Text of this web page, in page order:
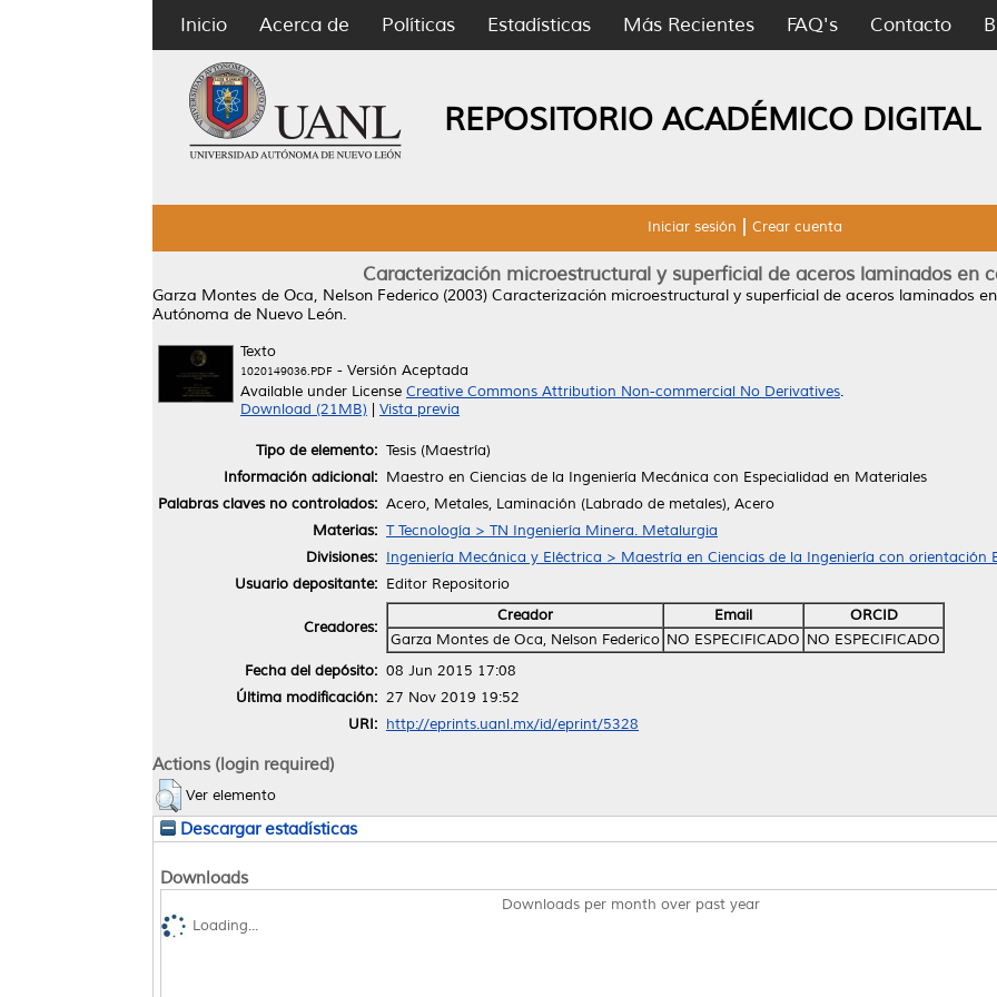
Inicio Acerca de Políticas Estadísticas Más Recientes FAQ's Contacto
REPOSITORIO ACADÉMICO DIGITAL
Iniciar sesión Crear cuenta
Caracterización microestructural y superficial de aceros laminados en
Garza Montes de Oca, Nelson Federico (2003) Caracterización microestructural y superficial de aceros laminados
Autónoma de Nuevo León.
Texto
1020149036.PDF - Versión Aceptada
Available under License Creative Commons Attribution Non-commercial No Derivatives.
Download (21MB)
Vista previa
Tipo de elemento: Tesis (Maestría)
Información adicional: Maestro en Ciencias de la Ingeniería Mecánica con Especialidad en Materiales
Palabras claves no controlados: Acero, Metales, Laminación (Labrado de metales), Acero
Materias: T Tecnología > TN Ingeniería Minera. Metalurgia
Divisiones: Ingeniería Mecánica y Eléctrica > Maestría en Ciencias de la Ingeniería con orientación
Usuario depositante: Editor Repositorio
Creadores:
Creador Email
ORCID
Garza Montes de Oca, Nelson Federico NO ESPECIFICADO NO ESPECIFICADO
Fecha del depósito: 08 Jun 2015 17:08
Última modificación: 27 Nov 2019 19:52
URI: http://eprints.uanl.mx/id/eprint/5328
Actions (login required)
Ver elemento
Descargar estadísticas
Downloads
Downloads per month over past year
Loading...